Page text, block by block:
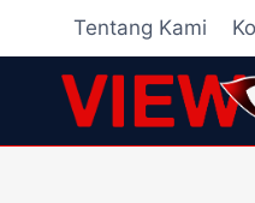
content
Tentang Kami